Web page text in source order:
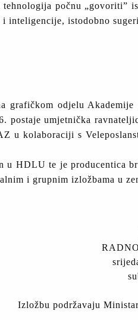
počnu „govoriti”
inteligencije, istodobno
grafičkom odjelu
postaje umjetnička
u kolaboraciji s
u HDLU te je producentica
i grupnim izložbama u
Izložbu podržavaju